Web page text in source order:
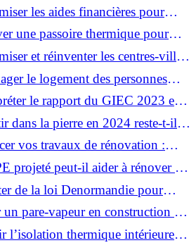
les aides financières pour
une passoire thermique pour
? et réinventer les centres-villes
de Ville ?
le logement des personnes
aides financières ?
le rapport du GIEC 2023 et
?
dans la pierre en 2024 reste-t-il
vos travaux de rénovation :
pratiques ?
projeté peut-il aider à rénover et
?
de la loi Denormandie pour
et défiscaliser ?
pare-vapeur en construction et
erreurs à éviter?
l’isolation thermique intérieure